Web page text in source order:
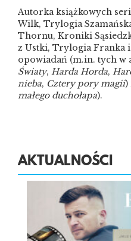
Autorka książkowych
Wilk, Trylogia
Thornu, Kroniki
z Ustki, Trylogia Franka
opowiadań (m.in. tych w
Światy, Harda Horda,
nieba, Cztery pory magii)
małego duchołapa).
AKTUALNOŚCI